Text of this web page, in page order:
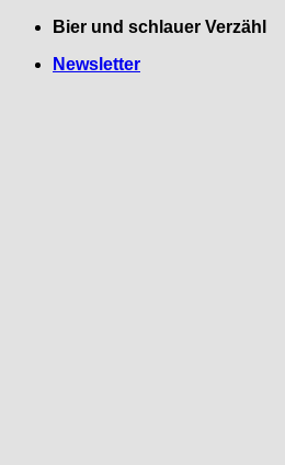
Zum
springen
Bier und schlauer Verzähl
Newsletter